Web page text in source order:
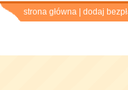
strona główna dodaj